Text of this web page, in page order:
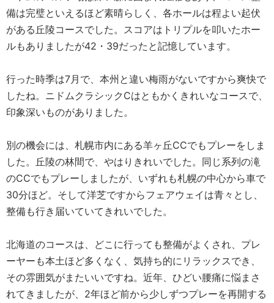
備は完璧といえるほど素晴らしく、各ホールは程よい起伏
がある丘陵コースでした。スコアはトリプルを叩いたホー
ルもありましたが42・39だったと記憶しています。
行った時季は7月で、本州と違い梅雨がないですから爽快で
したね。ニドムクラシックCはともかくきれいなコースで、
印象深いものがありました。
別の機会には、札幌市内にある羊ヶ丘CCでもプレーをしま
した。丘陵の林間で、やはりきれいでした。同じ系列の滝
のCCでもプレーしましたが、いずれも札幌の中心から車で
30分ほど。そして洋芝ですからフェアウェイは青々とし、
整備も行き届いていてきれいでした。
北海道のコースは、どこに行っても整備がよくされ、プレ
ーヤーも本土ほど多くなく、気持ち的にリラックスでき、
その雰囲気がまたいいですね。近年、ひどい腰痛に悩まさ
れてきましたが、2年ほど前から少しずつプレーを再開する